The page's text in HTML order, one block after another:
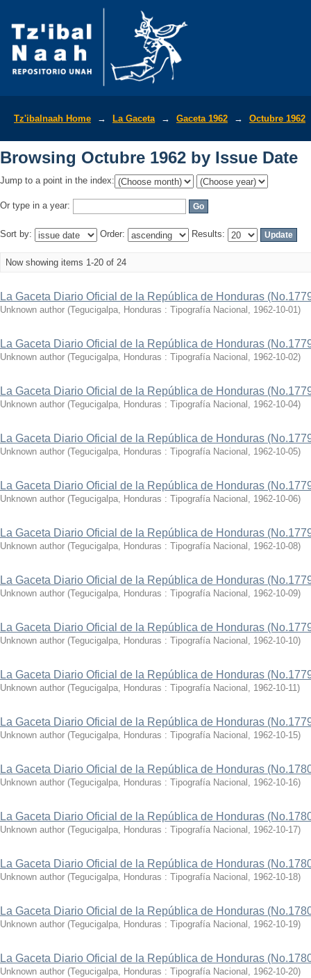
Tz'ibalnaah Home → La Gaceta → Gaceta 1962 → Octubre 1962
Browsing Octubre 1962 by Issue Date
Jump to a point in the index:
Or type in a year:
Sort by: Order: Results:
Now showing items 1-20 of 24
La Gaceta Diario Oficial de la República de Honduras
Unknown author (Tegucigalpa, Honduras : Tipografía Nacional , 1962-10-01)
La Gaceta Diario Oficial de la República de Honduras
Unknown author (Tegucigalpa, Honduras : Tipografía Nacional , 1962-10-02)
La Gaceta Diario Oficial de la República de Honduras
Unknown author (Tegucigalpa, Honduras : Tipografía Nacional , 1962-10-04)
La Gaceta Diario Oficial de la República de Honduras
Unknown author (Tegucigalpa, Honduras : Tipografía Nacional , 1962-10-05)
La Gaceta Diario Oficial de la República de Honduras
Unknown author (Tegucigalpa, Honduras : Tipografía Nacional , 1962-10-06)
La Gaceta Diario Oficial de la República de Honduras
Unknown author (Tegucigalpa, Honduras : Tipografía Nacional , 1962-10-08)
La Gaceta Diario Oficial de la República de Honduras
Unknown author (Tegucigalpa, Honduras : Tipografía Nacional , 1962-10-09)
La Gaceta Diario Oficial de la República de Honduras
Unknown author (Tegucigalpa, Honduras : Tipografía Nacional , 1962-10-10)
La Gaceta Diario Oficial de la República de Honduras
Unknown author (Tegucigalpa, Honduras : Tipografía Nacional , 1962-10-11)
La Gaceta Diario Oficial de la República de Honduras
Unknown author (Tegucigalpa, Honduras : Tipografía Nacional , 1962-10-15)
La Gaceta Diario Oficial de la República de Honduras
Unknown author (Tegucigalpa, Honduras : Tipografía Nacional , 1962-10-16)
La Gaceta Diario Oficial de la República de Honduras
Unknown author (Tegucigalpa, Honduras : Tipografía Nacional , 1962-10-17)
La Gaceta Diario Oficial de la República de Honduras
Unknown author (Tegucigalpa, Honduras : Tipografía Nacional , 1962-10-18)
La Gaceta Diario Oficial de la República de Honduras
Unknown author (Tegucigalpa, Honduras : Tipografía Nacional , 1962-10-19)
La Gaceta Diario Oficial de la República de Honduras
Unknown author (Tegucigalpa, Honduras : Tipografía Nacional , 1962-10-20)